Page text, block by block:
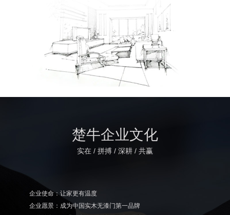
楚牛企业文化
实在 / 拼搏 / 深耕 / 共赢
企业使命：让家更有温度
企业愿景：成为中国实木无漆门第一品牌